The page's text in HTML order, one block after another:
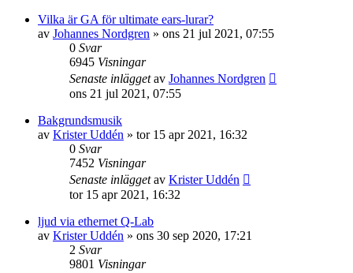
Vilka är GA för ultimate ears-lurar?
av Johannes Nordgren » ons 21 jul 2021, 07:55
0 Svar
6945 Visningar
Senaste inläggetav Johannes Nordgren
ons 21 jul 2021, 07:55
Bakgrundsmusik
av Krister Uddén » tor 15 apr 2021, 16:32
0 Svar
7452 Visningar
Senaste inläggetav Krister Uddén
tor 15 apr 2021, 16:32
ljud via ethernet Q-Lab
av Krister Uddén » ons 30 sep 2020, 17:21
2 Svar
9801 Visningar